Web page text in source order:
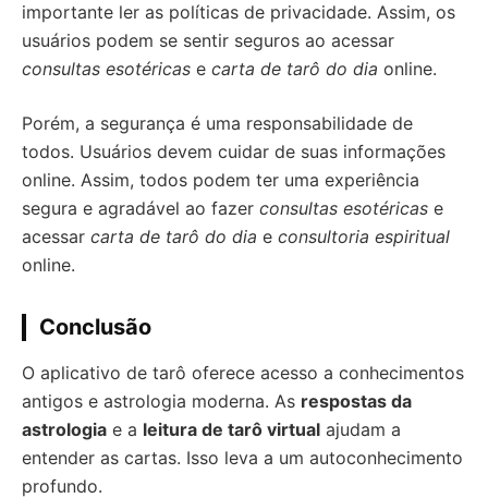
importante ler as políticas de privacidade. Assim, os
usuários podem se sentir seguros ao acessar
consultas esotéricas e carta de tarô do dia online.
Porém, a segurança é uma responsabilidade de
todos. Usuários devem cuidar de suas informações
online. Assim, todos podem ter uma experiência
segura e agradável ao fazer consultas esotéricas e
acessar carta de tarô do dia e consultoria espiritual
online.
Conclusão
O aplicativo de tarô oferece acesso a conhecimentos
antigos e astrologia moderna. As respostas da
astrologia e a leitura de tarô virtual ajudam a
entender as cartas. Isso leva a um autoconhecimento
profundo.